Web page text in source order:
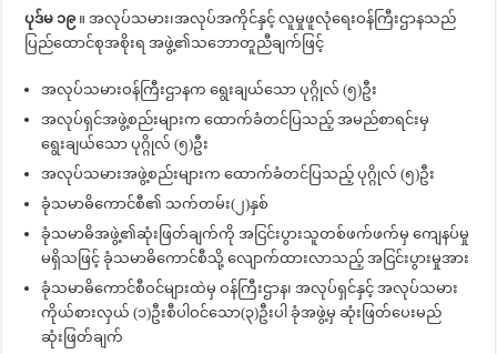
ပုဒ်မ ၁၉။ အလုပ်သမား၊အလုပ်အကိုင်နှင့် လူမှုဖူလုံရေးဝန်ကြီးဌာနသည်
ပြည်ထောင်စုအစိုးရ အဖွဲ့၏သဘောတူညီချက်ဖြင့်
အလုပ်သမားဝန်ကြီးဌာနက ရွေးချယ်သော ပုဂ္ဂိုလ် (၅)ဦး
အလုပ်ရှင်အဖွဲ့စည်းများက ထောက်ခံတင်ပြသည့် အမည်စာရင်းမှ
ရွေးချယ်သော ပုဂ္ဂိုလ် (၅)ဦး
အလုပ်သမားအဖွဲ့စည်းများက ထောက်ခံတင်ပြသည့် ပုဂ္ဂိုလ် (၅)ဦး
ခုံသမာဓိကောင်စီ၏ သက်တမ်း(၂)နှစ်
ခုံသမာဓိအဖွဲ့၏ဆုံးဖြတ်ချက်ကို အငြင်းပွားသူတစ်ဖက်ဖက်မှ ကျေနပ်မှု
မရှိသဖြင့် ခုံသမာဓိကောင်စီသို့ လျောက်ထားလာသည့် အငြင်းပွားမှုအား
ခုံသမာဓိကောင်စီဝင်များထဲမှ ဝန်ကြီးဌာန၊ အလုပ်ရှင်နှင့် အလုပ်သမား
ကိုယ်စားလှယ် (၁)ဦးစီပါဝင်သော(၃)ဦးပါ ခုံအဖွဲ့မှ ဆုံးဖြတ်ပေးမည်
ဆုံးဖြတ်ချက်